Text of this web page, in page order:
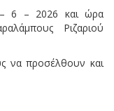
– 6 – 2026 και ώρα
Ριζαριού
να προσέλθουν και